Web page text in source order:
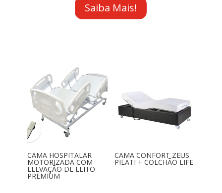
Saiba Mais!
CAMA HOSPITALAR
MOTORIZADA COM
ELEVAÇÃO DE LEITO
PREMIUM
CAMA CONFORT ZEUS
PILATI + COLCHÃO LIFE